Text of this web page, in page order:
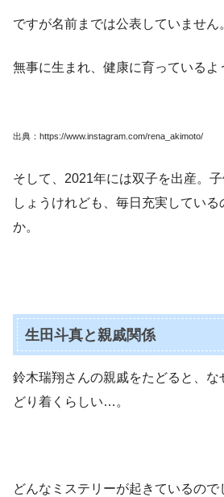
ですが名前までは公表していません
無事に生まれ、健康に育っているよ
出典：https://www.instagram.com/rena_akimoto/
そして、2021年には双子を出産。
しょうけれども、毎日充実している
か。
生田斗真と親戚関係
鈴木瑞翔さんの親戚をたどると、な
どり着くらしい…。
どんなミステリーが起きているので